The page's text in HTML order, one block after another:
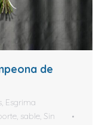
de
, Esgrima
, sable, Sin